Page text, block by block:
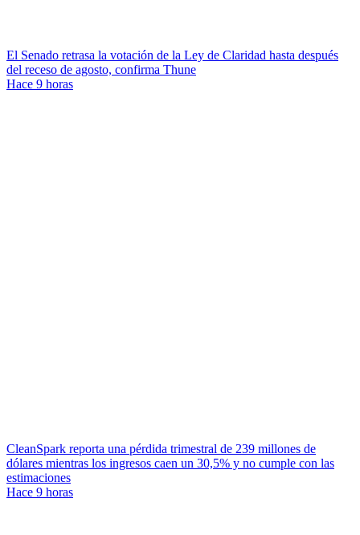
El Senado retrasa la votación de la Ley de Claridad hasta después
del receso de agosto, confirma Thune
Hace 9 horas
CleanSpark reporta una pérdida trimestral de 239 millones de
dólares mientras los ingresos caen un 30,5% y no cumple con las
estimaciones
Hace 9 horas